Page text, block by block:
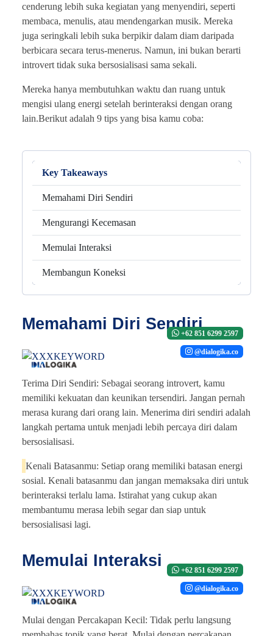
cenderung lebih suka kegiatan yang menyendiri, seperti
membaca, menulis, atau mendengarkan musik. Mereka
juga seringkali lebih suka berpikir dalam diam daripada
berbicara secara terus-menerus. Namun, ini bukan berarti
introvert tidak suka bersosialisasi sama sekali.
Mereka hanya membutuhkan waktu dan ruang untuk
mengisi ulang energi setelah berinteraksi dengan orang
lain.Berikut adalah 9 tips yang bisa kamu coba:
Key Takeaways
Memahami Diri Sendiri
Mengurangi Kecemasan
Memulai Interaksi
Membangun Koneksi
Memahami Diri Sendiri
+62 851 6299 2597
@dialogika.co
Terima Diri Sendiri: Sebagai seorang introvert, kamu
memiliki kekuatan dan keunikan tersendiri. Jangan pernah
merasa kurang dari orang lain. Menerima diri sendiri adalah
langkah pertama untuk menjadi lebih percaya diri dalam
bersosialisasi.
Kenali Batasanmu: Setiap orang memiliki batasan energi
sosial. Kenali batasanmu dan jangan memaksaka diri untuk
berinteraksi terlalu lama. Istirahat yang cukup akan
membantumu merasa lebih segar dan siap untuk
bersosialisasi lagi.
Memulai Interaksi
+62 851 6299 2597
@dialogika.co
Mulai dengan Percakapan Kecil: Tidak perlu langsung